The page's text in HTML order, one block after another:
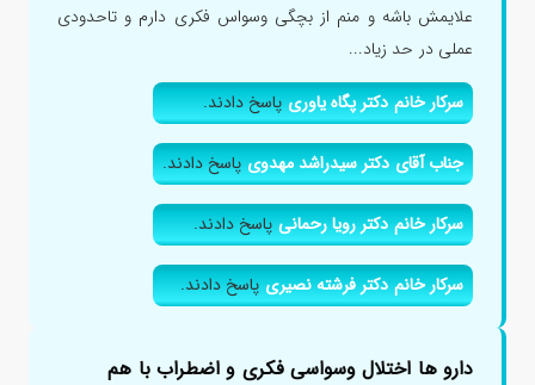
علایمش باشه و منم از بچگی وسواس فکری دارم و تاحدودی
عملی در حد زیاد...
سرکار خانم دکتر پگاه یاوریپاسخ دادند.
جناب آقای دکتر سیدراشد مهدویپاسخ دادند.
سرکار خانم دکتر رویا رحمانیپاسخ دادند.
سرکار خانم دکتر فرشته نصیریپاسخ دادند.
دارو ها اختلال وسواسی فکری و اضطراب با هم